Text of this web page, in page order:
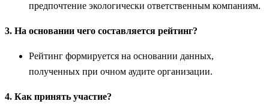
предпочтение экологически ответственным компаниям.
3. На основании чего составляется рейтинг?
Рейтинг формируется на основании данных,
полученных при очном аудите организации.
4. Как принять участие?